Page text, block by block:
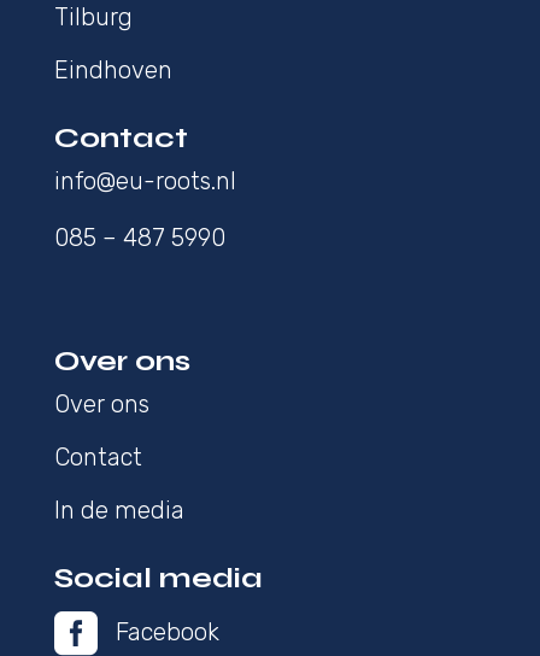
Tilburg
Eindhoven
Contact
info@eu-roots.nl
085 – 487 5990
Over ons
Over ons
Contact
In de media
Social media
 Facebook